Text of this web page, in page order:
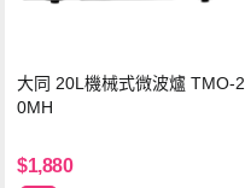
大同 20L機械式微波爐 TMO-2
0MH
$1,880